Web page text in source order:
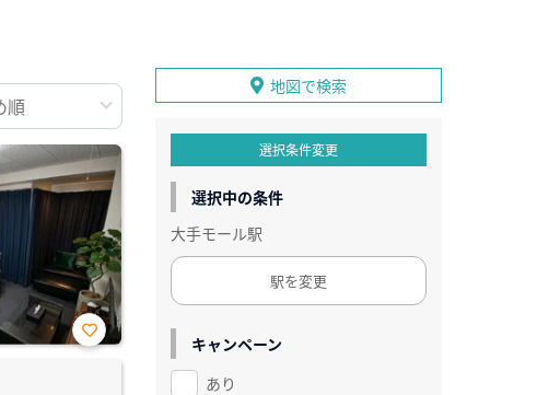
お気
地図で検索
選択条件変更
選択中の条件
大手モール駅
駅を変更
キャンペーン
あり